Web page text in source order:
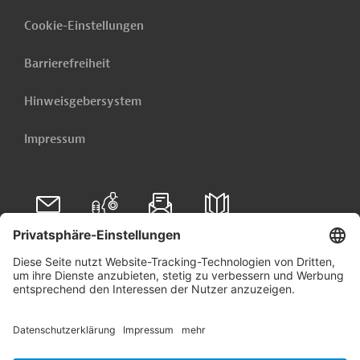
Cookie-Einstellungen
Barrierefreiheit
Hinweisgebersystem
Impressum
Folgen Sie uns auf
Linkedin